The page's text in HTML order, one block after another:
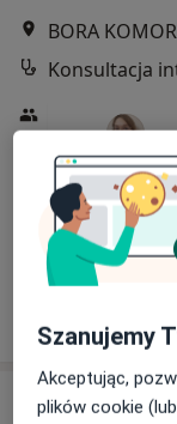
Konsultacja
dr n. med. Lidia
endokrynolog
Szanujemy
Akceptując,
plików cookie